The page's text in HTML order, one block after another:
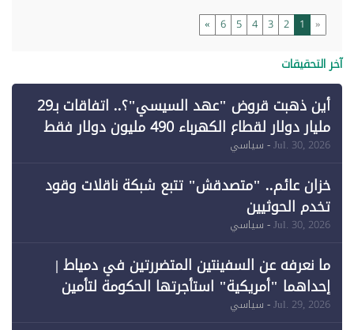
«
1
2
3
4
5
6
»
آخر التحقيقات
أين ذهبت قروض "عهد السيسي"؟.. اتفاقات بـ29
مليار دولار لقطاع الكهرباء 490 مليون دولار فقط
لـ"الطاقة المتجددة" (1)
Jul. 30, 2026- سياسي
خزان عائم.. "متصدقش" تتبع شبكة ناقلات وقود
تخدم الحوثيين
Jul. 30, 2026- سياسي
ما نعرفه عن السفينتين المتضررتين في دمياط |
إحداهما "أمريكية" استأجرتها الحكومة لتأمين
احتياجات الطاقة
Jul. 29, 2026- سياسي